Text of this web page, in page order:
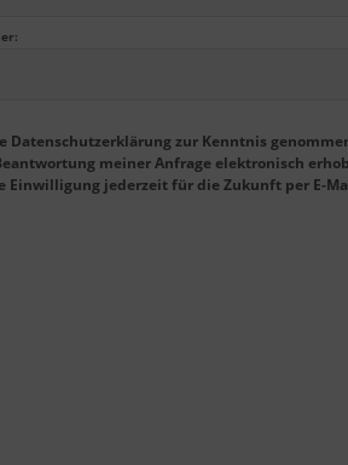
Datenschutzerklärung zur Kenntnis
meiner Anfrage elektronisch
Einwilligung jederzeit für die Zukunft per E-